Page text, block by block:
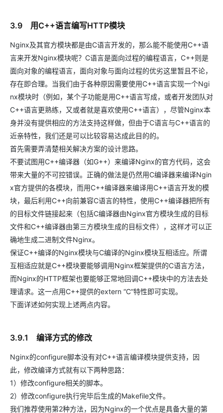
3.9 用C++语言编写HTTP模块
Nginx及其官方模块都是由C语言开发的，那么能不能使用C++语
言来开发Nginx模块呢？C语言是面向过程的编程语言，C++则是
面向对象的编程语言，面向对象与面向过程的优劣这里暂且不论，
存在即合理。当我们由于各种原因需要使用C++语言实现一个Ngi
nx模块时（例如，某个子功能是用C++语言写成，或者开发团队对
C++语言更熟练，又或者就是喜欢使用C++语言），尽管Nginx本
身并没有提供相应的方法支持这样做，但由于C语言与C++语言的
近亲特性，我们还是可以比较容易达成此目的的。
首先需要弄清楚相关解决方案的设计思路。
不要试图用C++编译器（如G++）来编译Nginx的官方代码，这会
带来大量的不可控错误。正确的做法是仍然用C编译器来编译Ngin
x官方提供的各模块，而用C++编译器来编译用C++语言开发的模
块，最后利用C++向前兼容C语言的特性，使用C++编译器把所有
的目标文件链接起来（包括C编译器由Nginx官方模块生成的目标
文件和C++编译器由第三方模块生成的目标文件），这样才可以正
确地生成二进制文件Nginx。
保证C++编译的Nginx模块与C编译的Nginx模块互相适应。所谓
互相适应就是C++模块要能够调用Nginx框架提供的C语言方法，
而Nginx的HTTP框架也要能够正常地回调C++模块中的方法去处
理请求。这一点用C++提供的extern “C”特性即可实现。
下面详述如何实现上述两点内容。
3.9.1 编译方式的修改
Nginx的configure脚本没有对C++语言编译模块提供支持，因
此，修改编译方式就有以下两种思路：
1）修改configure相关的脚本。
2）修改configure执行完毕后生成的Makefile文件。
我们推荐使用第2种方法，因为Nginx的一个优点是具备大量的第